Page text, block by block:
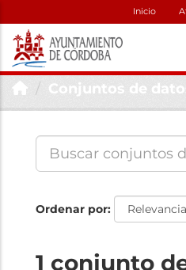
Inicio
Conjuntos de
Ordenar por
1 conjunto